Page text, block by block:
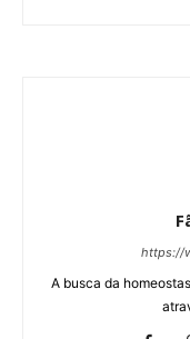
https://
A busca da